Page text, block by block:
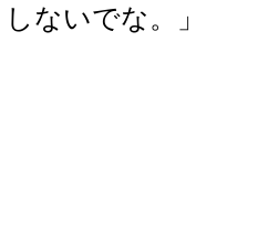
ないでな。」